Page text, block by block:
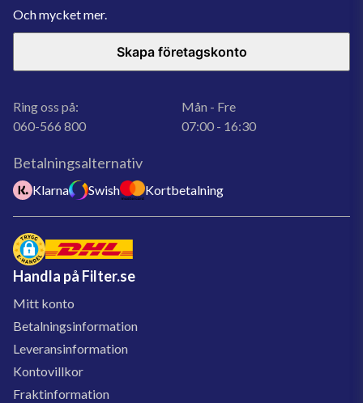
Och mycket mer.
Skapa företagskonto
Ring oss på:
060-566 800
Mån - Fre
07:00 - 16:30
Betalningsalternativ
Klarna Swish Kortbetalning
Handla på Filter.se
Mitt konto
Betalningsinformation
Leveransinformation
Kontovillkor
Fraktinformation